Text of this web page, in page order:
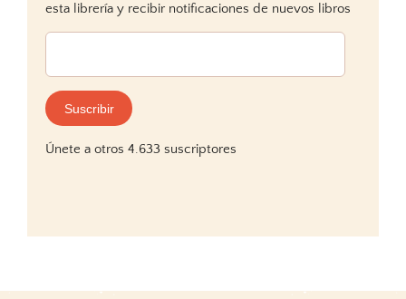
esta librería y recibir notificaciones de nuevos libros
Dirección
correo
electrónico:
Suscribir
Únete a otros 4.633 suscriptores